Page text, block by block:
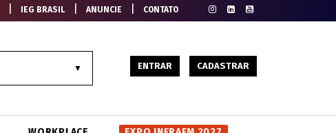
IEG BRASIL|ANUNCIE CONTATO
ENTRAR CADASTRAR